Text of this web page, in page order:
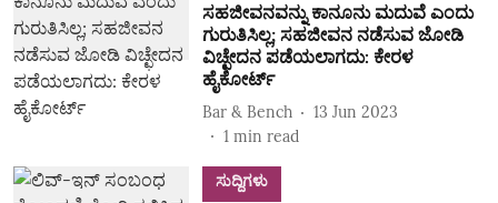
ಸಹಜೀವನವನ್ನು ಕಾನೂನು ಮದುವೆ ಎಂದು
ಗುರುತಿಸಿಲ್ಲ; ಸಹಜೀವನ ನಡೆಸುವ ಜೋಡಿ
ವಿಚ್ಛೇದನ ಪಡೆಯಲಾಗದು: ಕೇರಳ
ಹೈಕೋರ್ಟ್
Bar & Bench
13 Jun 2023
1 min read
ಸುದ್ದಿಗಳು